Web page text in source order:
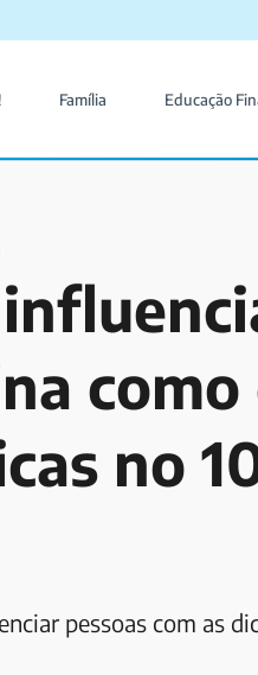
Família Educação
no
pessoas com as